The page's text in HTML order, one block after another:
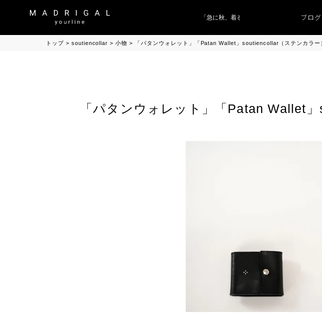
「急に秋、着るものがない」 「キレイなニ
ブログ
トップ soutiencollar 小物 「パタンウォレット」「Patan Wallet」soutiencollar（ステンカラー
「パタンウォレット」「Patan Wallet